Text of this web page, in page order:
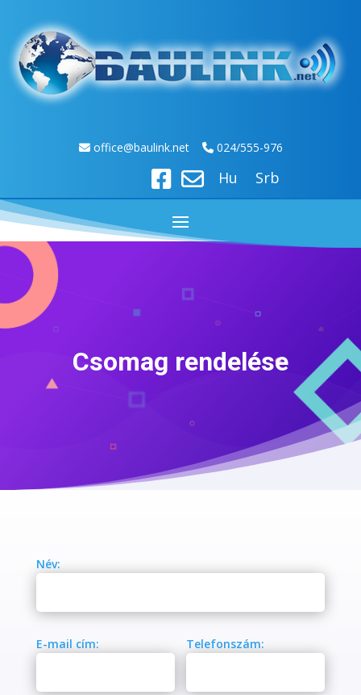
office@baulink.net 024/555-976
Hu Srb
Csomag rendelése
Név:
E-mail cím: Telefonszám: